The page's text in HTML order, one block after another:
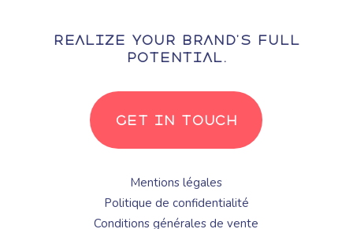
Realize your brand’s full
potential.
Get In Touch
Mentions légales
Politique de confidentialité
Conditions générales de vente